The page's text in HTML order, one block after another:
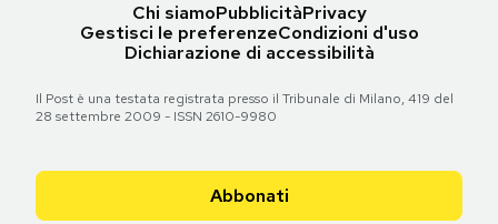
Chi siamoPubblicitàPrivacy
Gestisci le preferenzeCondizioni d'uso
Dichiarazione di accessibilità
Il Post è una testata registrata presso il Tribunale di Milano, 419 del
28 settembre 2009 - ISSN 2610-9980
Abbonati